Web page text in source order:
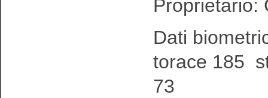
Proprietario:
Dati
torace 185
73